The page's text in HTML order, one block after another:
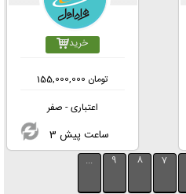
خرید
155,000,000 تومان
اعتباری - صفر
3 ساعت پیش
7
8
9
...